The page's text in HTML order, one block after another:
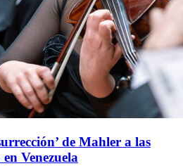
de Mahler a las
Venezuela